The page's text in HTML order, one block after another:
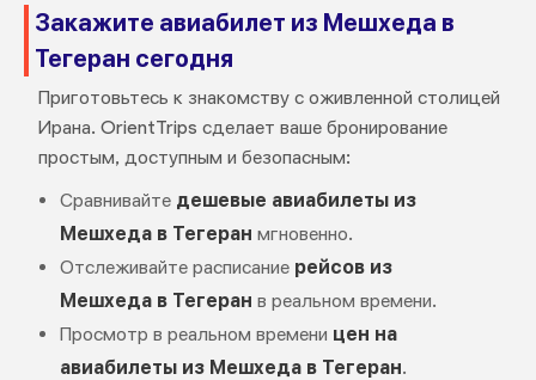
Закажите авиабилет из Мешхеда в
Тегеран сегодня
Приготовьтесь к знакомству с оживленной столицей
Ирана. OrientTrips сделает ваше бронирование
простым, доступным и безопасным:
Сравнивайте дешевые авиабилеты из
Мешхеда в Тегеран мгновенно.
Отслеживайте расписание рейсов из
Мешхеда в Тегеран в реальном времени.
Просмотр в реальном времени цен на
авиабилеты из Мешхеда в Тегеран.